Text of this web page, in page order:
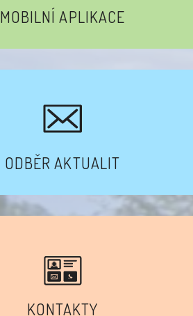
MOBILNÍ APLIKACE
ODBĚR AKTUALIT
KONTAKTY